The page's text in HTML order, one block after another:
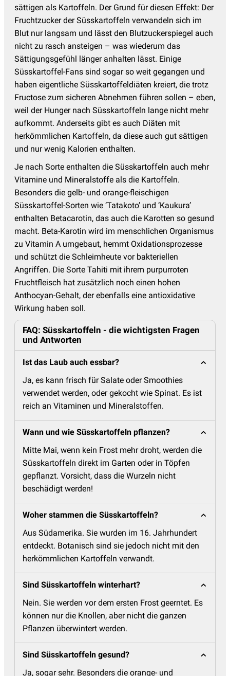
sättigen als Kartoffeln. Der Grund für diesen Effekt: Der
Fruchtzucker der Süsskartoffeln verwandeln sich im
Blut nur langsam und lässt den Blutzuckerspiegel auch
nicht zu rasch ansteigen – was wiederum das
Sättigungsgefühl länger anhalten lässt. Einige
Süsskartoffel-Fans sind sogar so weit gegangen und
haben eigentliche Süsskartoffeldiäten kreiert, die trotz
Fructose zum sicheren Abnehmen führen sollen – eben,
weil der Hunger nach Süsskartoffeln lange nicht mehr
aufkommt. Anderseits gibt es auch Diäten mit
herkömmlichen Kartoffeln, da diese auch gut sättigen
und nur wenig Kalorien enthalten.
Je nach Sorte enthalten die Süsskartoffeln auch mehr
Vitamine und Mineralstoffe als die Kartoffeln.
Besonders die gelb- und orange-fleischigen
Süsskartoffel-Sorten wie ‘Tatakoto’ und ‘Kaukura’
enthalten Betacarotin, das auch die Karotten so gesund
macht. Beta-Karotin wird im menschlichen Organismus
zu Vitamin A umgebaut, hemmt Oxidationsprozesse
und schützt die Schleimheute vor bakteriellen
Angriffen. Die Sorte Tahiti mit ihrem purpurroten
Fruchtfleisch hat zusätzlich noch einen hohen
Anthocyan-Gehalt, der ebenfalls eine antioxidative
Wirkung haben soll.
FAQ: Süsskartoffeln - die wichtigsten Fragen
und Antworten
Ist das Laub auch essbar?
Ja, es kann frisch für Salate oder Smoothies
verwendet werden, oder gekocht wie Spinat. Es ist
reich an Vitaminen und Mineralstoffen.
Wann und wie Süsskartoffeln pflanzen?
Mitte Mai, wenn kein Frost mehr droht, werden die
Süsskartoffeln direkt im Garten oder in Töpfen
gepflanzt. Vorsicht, dass die Wurzeln nicht
beschädigt werden!
Woher stammen die Süsskartoffeln?
Aus Südamerika. Sie wurden im 16. Jahrhundert
entdeckt. Botanisch sind sie jedoch nicht mit den
herkömmlichen Kartoffeln verwandt.
Sind Süsskartoffeln winterhart?
Nein. Sie werden vor dem ersten Frost geerntet. Es
können nur die Knollen, aber nicht die ganzen
Pflanzen überwintert werden.
Sind Süsskartoffeln gesund?
Ja, sogar sehr. Besonders die orange- und